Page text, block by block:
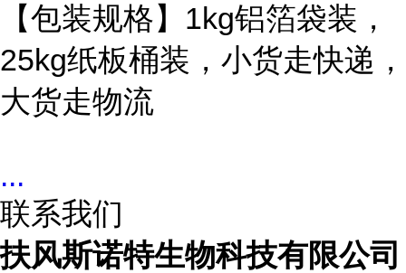
【包装规格】1kg铝箔袋装，
25kg纸板桶装，小货走快递，
大货走物流
...
联系我们
扶风斯诺特生物科技有限公司